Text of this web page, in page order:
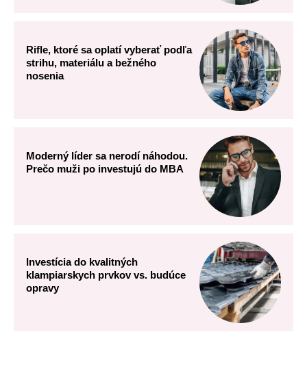
Rifle, ktoré sa oplatí vyberať podľa
strihu, materiálu a bežného
nosenia
Moderný líder sa nerodí náhodou.
Prečo muži po investujú do MBA
Investícia do kvalitných
klampiarskych prvkov vs. budúce
opravy